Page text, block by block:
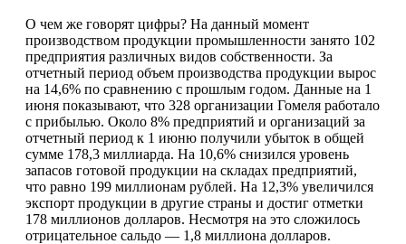
О чем же говорят цифры? На данный момент
производством продукции промышленности занято 102
предприятия различных видов собственности. За
отчетный период объем производства продукции вырос
на 14,6% по сравнению с прошлым годом. Данные на 1
июня показывают, что 328 организации Гомеля работало
с прибылью. Около 8% предприятий и организаций за
отчетный период к 1 июню получили убыток в общей
сумме 178,3 миллиарда. На 10,6% снизился уровень
запасов готовой продукции на складах предприятий,
что равно 199 миллионам рублей. На 12,3% увеличился
экспорт продукции в другие страны и достиг отметки
178 миллионов долларов. Несмотря на это сложилось
отрицательное сальдо — 1,8 миллиона долларов.